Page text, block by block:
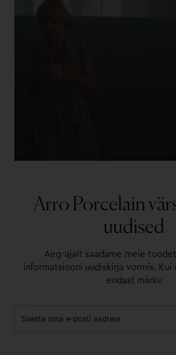
Arro Porcelain
uudised
Aeg-ajalt saadame meie
informatsiooni uudiskirja vormis. Kui
endast märku